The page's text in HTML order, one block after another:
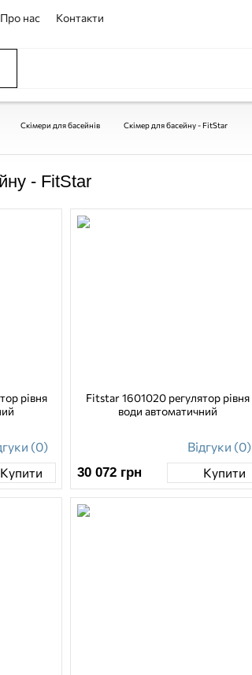
Про нас Контакти
Скімери для басейнів Скімер для басейну - FitStar
- FitStar
рівня
(0)
Купити
Fitstar 1601020 регулятор рівня
води автоматичний
Відгуки (0)
30 072 грн Купити